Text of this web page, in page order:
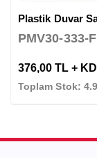
PMV30-333-
376,00 TL +
Toplam Stok: